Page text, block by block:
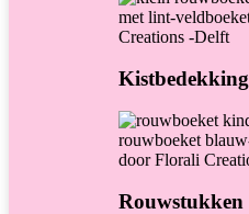
Kistbedekking
Rouwstukken